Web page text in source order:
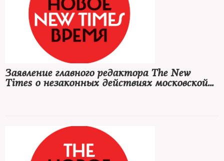
Заявление главного редактора The New
Times о незаконных действиях московской